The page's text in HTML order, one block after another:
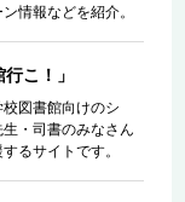
情報などを紹介。
こ！」
図書館向けのシ
・司書のみなさん
るサイトです。